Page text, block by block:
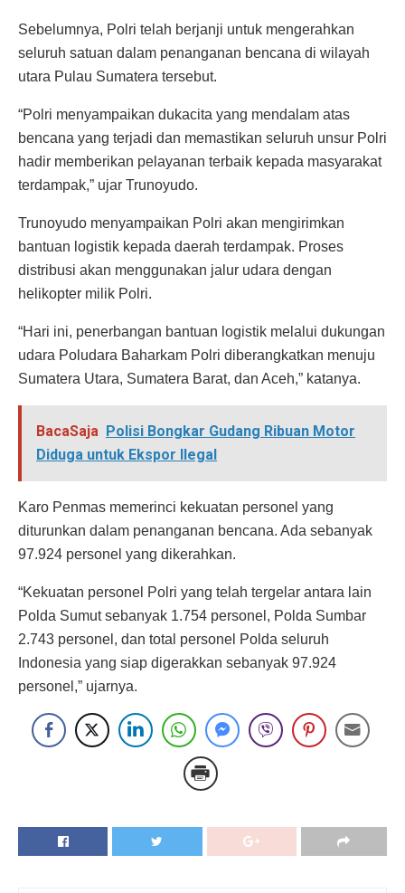
Sebelumnya, Polri telah berjanji untuk mengerahkan
seluruh satuan dalam penanganan bencana di wilayah
utara Pulau Sumatera tersebut.
“Polri menyampaikan dukacita yang mendalam atas
bencana yang terjadi dan memastikan seluruh unsur Polri
hadir memberikan pelayanan terbaik kepada masyarakat
terdampak,” ujar Trunoyudo.
Trunoyudo menyampaikan Polri akan mengirimkan
bantuan logistik kepada daerah terdampak. Proses
distribusi akan menggunakan jalur udara dengan
helikopter milik Polri.
“Hari ini, penerbangan bantuan logistik melalui dukungan
udara Poludara Baharkam Polri diberangkatkan menuju
Sumatera Utara, Sumatera Barat, dan Aceh,” katanya.
BacaSaja Polisi Bongkar Gudang Ribuan Motor
Diduga untuk Ekspor Ilegal
Karo Penmas memerinci kekuatan personel yang
diturunkan dalam penanganan bencana. Ada sebanyak
97.924 personel yang dikerahkan.
“Kekuatan personel Polri yang telah tergelar antara lain
Polda Sumut sebanyak 1.754 personel, Polda Sumbar
2.743 personel, dan total personel Polda seluruh
Indonesia yang siap digerakkan sebanyak 97.924
personel,” ujarnya.